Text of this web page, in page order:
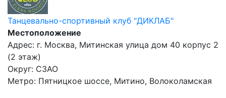
Танцевально-спортивный клуб "ДИКЛАБ"
Местоположение
Адрес: г. Москва, Митинская улица дом 40 корпус 2
(2 этаж)
Округ: СЗАО
Метро: Пятницкое шоссе, Митино, Волоколамская